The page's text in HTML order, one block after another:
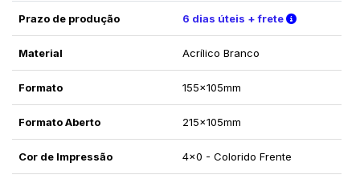
Prazo de produção 6 dias úteis + frete Verifique
Material Acrílico Branco
Formato 155x105mm
Formato Aberto 215x105mm
Cor de Impressão 4x0 - Colorido Frente